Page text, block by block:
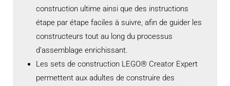
construction ultime ainsi que des instructions
étape par étape faciles à suivre, afin de guider les
constructeurs tout au long du processus
d’assemblage enrichissant.
Les sets de construction LEGO® Creator Expert
permettent aux adultes de construire des